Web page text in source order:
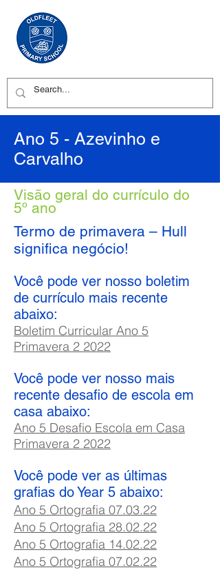
Ano 5 - Azevinho e
Carvalho
Visão geral do currículo do
5º ano
Termo de primavera – Hull
significa negócio!
Você pode ver nosso boletim
de currículo mais recente
abaixo:
Boletim Curricular Ano 5
Primavera 2 2022
Você pode ver nosso mais
recente desafio de escola em
casa abaixo:
Ano 5 Desafio Escola em Casa
Primavera 2 2022
Você pode ver as últimas
grafias do Year 5 abaixo:
Ano 5 Ortografia 07.03.22
Ano 5 Ortografia 28.02.22
Ano 5 Ortografia 14.02.22
Ano 5 Ortografia 07.02.22